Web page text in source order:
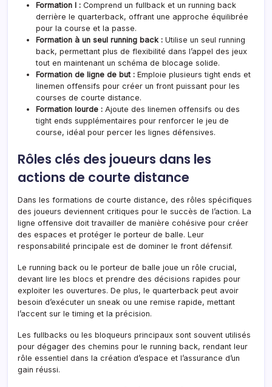
Formation I : Comprend un fullback et un running back
derrière le quarterback, offrant une approche équilibrée
pour la course et la passe.
Formation à un seul running back : Utilise un seul running
back, permettant plus de flexibilité dans l’appel des jeux
tout en maintenant un schéma de blocage solide.
Formation de ligne de but : Emploie plusieurs tight ends et
linemen offensifs pour créer un front puissant pour les
courses de courte distance.
Formation lourde : Ajoute des linemen offensifs ou des
tight ends supplémentaires pour renforcer le jeu de
course, idéal pour percer les lignes défensives.
Rôles clés des joueurs dans les
actions de courte distance
Dans les formations de courte distance, des rôles spécifiques
des joueurs deviennent critiques pour le succès de l’action. La
ligne offensive doit travailler de manière cohésive pour créer
des espaces et protéger le porteur de balle. Leur
responsabilité principale est de dominer le front défensif.
Le running back ou le porteur de balle joue un rôle crucial,
devant lire les blocs et prendre des décisions rapides pour
exploiter les ouvertures. De plus, le quarterback peut avoir
besoin d’exécuter un sneak ou une remise rapide, mettant
l’accent sur le timing et la précision.
Les fullbacks ou les bloqueurs principaux sont souvent utilisés
pour dégager des chemins pour le running back, rendant leur
rôle essentiel dans la création d’espace et l’assurance d’un
gain réussi.